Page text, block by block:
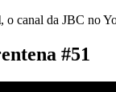
, o canal da JBC no
#51